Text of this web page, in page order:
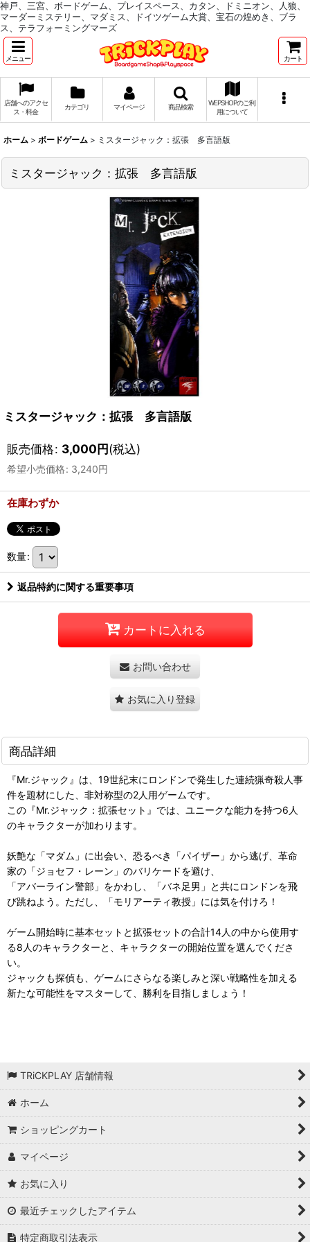
神戸、三宮、ボードゲーム、プレイスペース、カタン、ドミニオン、人狼、
マーダーミステリー、マダミス、ドイツゲーム大賞、宝石の煌めき、ブラ
ス、テラフォーミングマーズ
メニュー カート
店舗へのアクセ
ス・料金
カテゴリ マイページ 商品検索
WEPSHOPのご利
用について
ホーム > ボードゲーム > ミスタージャック：拡張 多言語版
ミスタージャック：拡張 多言語版
ミスタージャック：拡張 多言語版
販売価格: 3,000円(税込)
希望小売価格: 3,240円
在庫わずか
数量:
返品特約に関する重要事項
カートに入れる
お問い合わせ
お気に入り登録
商品詳細
『Mr.ジャック』は、19世紀末にロンドンで発生した連続猟奇殺人事
件を題材にした、非対称型の2人用ゲームです。
この『Mr.ジャック：拡張セット』では、ユニークな能力を持つ6人
のキャラクターが加わります。
妖艶な「マダム」に出会い、恐るべき「パイザー」から逃げ、革命
家の「ジョセフ・レーン」のバリケードを避け、
「アバーライン警部」をかわし、「バネ足男」と共にロンドンを飛
び跳ねよう。ただし、「モリアーティ教授」には気を付けろ！
ゲーム開始時に基本セットと拡張セットの合計14人の中から使用す
る8人のキャラクターと、キャラクターの開始位置を選んでくださ
い。
ジャックも探偵も、ゲームにさらなる楽しみと深い戦略性を加える
新たな可能性をマスターして、勝利を目指しましょう！
TRiCKPLAY 店舗情報
ホーム
ショッピングカート
マイページ
お気に入り
最近チェックしたアイテム
特定商取引法表示